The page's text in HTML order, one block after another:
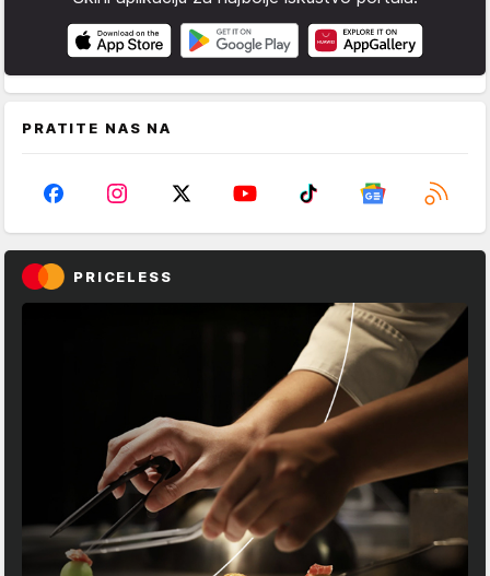
PRATITE NAS NA
PRICELESS